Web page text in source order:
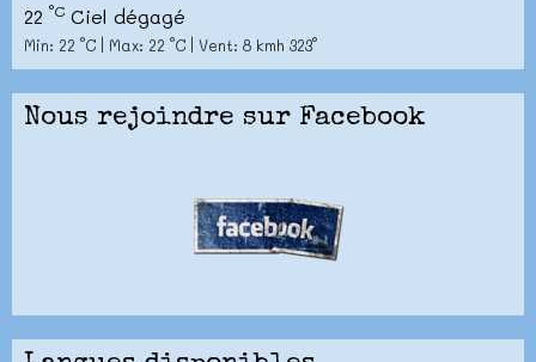
22 °C Ciel dégagé
Min: 22 °C | Max: 22 °C | Vent: 8 kmh 323°
Nous rejoindre sur Facebook